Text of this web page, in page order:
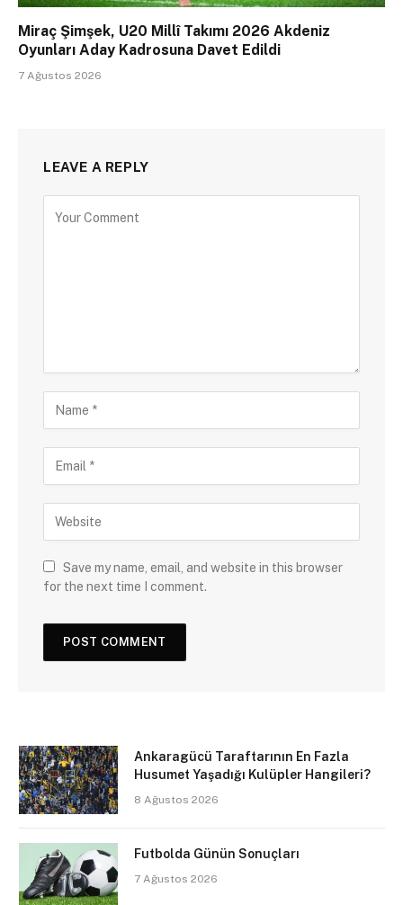
Miraç Şimşek, U20 Millî Takımı 2026 Akdeniz
Oyunları Aday Kadrosuna Davet Edildi
7 Ağustos 2026
LEAVE A REPLY
Save my name, email, and website in this browser
for the next time I comment.
Ankaragücü Taraftarının En Fazla
Husumet Yaşadığı Kulüpler Hangileri?
8 Ağustos 2026
Futbolda Günün Sonuçları
7 Ağustos 2026